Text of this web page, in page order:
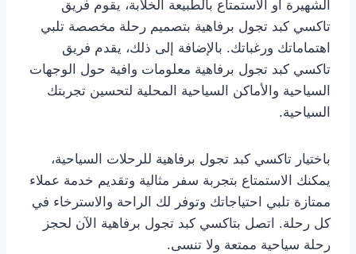
الشهيرة أو الاستمتاع بالطبيعة الخلابة، يقوم فريق
تاكسي كبد تجول برفاهية بتصميم رحلة مخصصة تلبي
اهتماماتك ورغباتك. بالإضافة إلى ذلك، يقدم فريق
تاكسي كبد تجول برفاهية معلومات وافية حول الوجهات
السياحية والأماكن السياحية المحلية لتحسين تجربتك
السياحية.
باختيار تاكسي كبد تجول برفاهية للرحلات السياحية،
يمكنك الاستمتاع بتجربة سفر مثالية وتقديم خدمة عملاء
ممتازة تلبي احتياجاتك وتوفر لك الراحة والاسترخاء في
كل رحلة. اتصل بتاكسي كبد تجول برفاهية الآن لحجز
رحلة سياحية ممتعة ولا تنسى.